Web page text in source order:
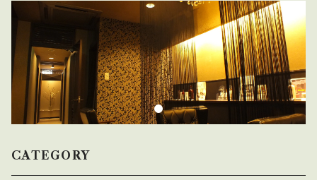
【商品特徴】 ヒト由来幹細胞培養液など、次の化
粧品の浸透力※2をより高めるためのブースタ
ー化粧水。「ヒト由来幹細胞培養液※1」と保湿
成分「スクワラン※1」を素早く角層に届けて次の
美容液の更なる浸透※2を促します。香りは天然
ローズエキス配合※1。 ※1全て潤い成分 ※2
CATEGORY